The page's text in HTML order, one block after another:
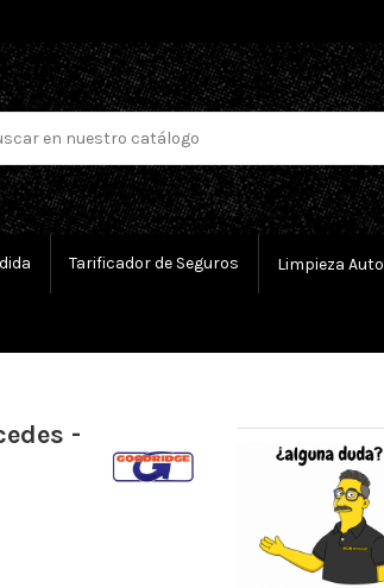
Tarificador de Seguros Limpieza Auto
-